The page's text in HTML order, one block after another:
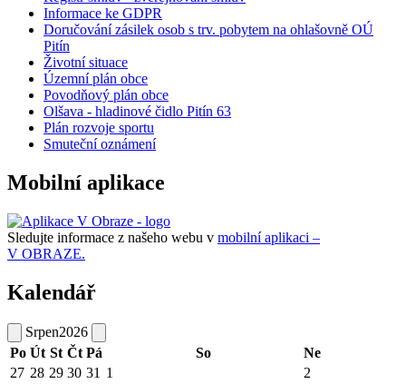
Informace ke GDPR
Doručování zásilek osob s trv. pobytem na ohlašovně OÚ
Pitín
Životní situace
Územní plán obce
Povodňový plán obce
Olšava - hladinové čidlo Pitín 63
Plán rozvoje sportu
Smuteční oznámení
Mobilní aplikace
Sledujte informace z našeho webu v mobilní aplikaci –
V OBRAZE.
Kalendář
Srpen2026
Po Út St Čt Pá So
Ne
27 28 29 30 31 1
2